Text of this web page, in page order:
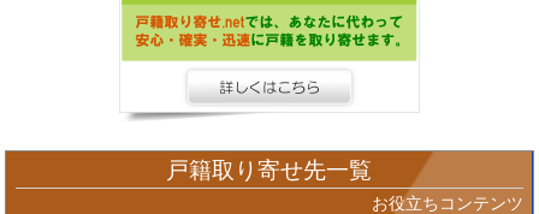
戸籍取り寄せ先一覧
お役立ちコンテンツ